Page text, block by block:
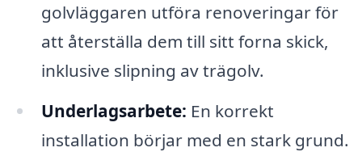
golvläggaren utföra renoveringar för
att återställa dem till sitt forna skick,
inklusive slipning av trägolv.
Underlagsarbete: En korrekt
installation börjar med en stark grund.